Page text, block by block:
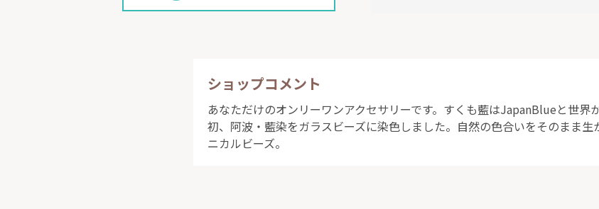
ショップコメント
あなただけのオンリーワンアクセサリーです。すくも藍はJapanBlueと世
初、阿波・藍染をガラスビーズに染色しました。自然の色合いをそのまま生
ニカルビーズ。